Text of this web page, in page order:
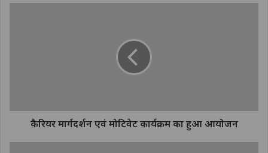
कैरियर मार्गदर्शन एवं मोटिवेट कार्यक्रम का हुआ आयोजन